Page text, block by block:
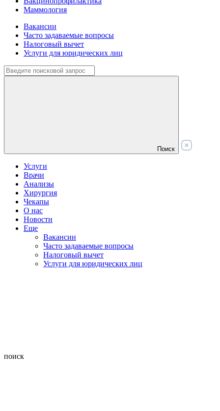
Маммология
Вакансии
Часто задаваемые вопросы
Налоговый вычет
Услуги для юридических лиц
Поиск
Услуги
Врачи
Анализы
Хирургия
Чекапы
О нас
Новости
Еще
Вакансии
Часто задаваемые вопросы
Налоговый вычет
Услуги для юридических лиц
поиск